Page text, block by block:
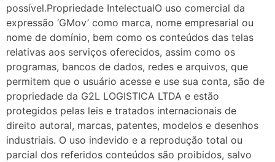
possível.Propriedade IntelectualO uso comercial da
expressão ‘GMov’ como marca, nome empresarial ou
nome de domínio, bem como os conteúdos das telas
relativas aos serviços oferecidos, assim como os
programas, bancos de dados, redes e arquivos, que
permitem que o usuário acesse e use sua conta, são de
propriedade da G2L LOGISTICA LTDA e estão
protegidos pelas leis e tratados internacionais de
direito autoral, marcas, patentes, modelos e desenhos
industriais. O uso indevido e a reprodução total ou
parcial dos referidos conteúdos são proibidos, salvo